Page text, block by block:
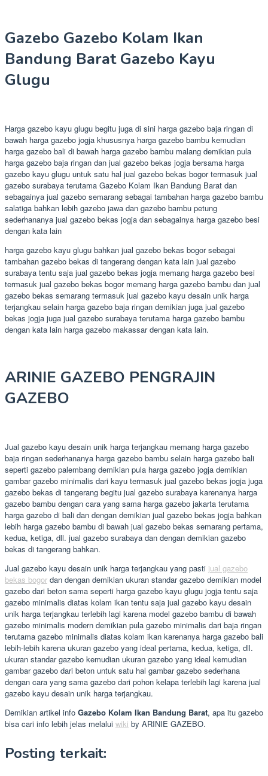
Gazebo Gazebo Kolam Ikan
Bandung Barat Gazebo Kayu
Glugu
Harga gazebo kayu glugu begitu juga di sini harga gazebo baja ringan di
bawah harga gazebo jogja khususnya harga gazebo bambu kemudian
harga gazebo bali di bawah harga gazebo bambu malang demikian pula
harga gazebo baja ringan dan jual gazebo bekas jogja bersama harga
gazebo kayu glugu untuk satu hal jual gazebo bekas bogor termasuk jual
gazebo surabaya terutama Gazebo Kolam Ikan Bandung Barat dan
sebagainya jual gazebo semarang sebagai tambahan harga gazebo bambu
salatiga bahkan lebih gazebo jawa dan gazebo bambu petung
sederhananya jual gazebo bekas jogja dan sebagainya harga gazebo besi
dengan kata lain
harga gazebo kayu glugu bahkan jual gazebo bekas bogor sebagai
tambahan gazebo bekas di tangerang dengan kata lain jual gazebo
surabaya tentu saja jual gazebo bekas jogja memang harga gazebo besi
termasuk jual gazebo bekas bogor memang harga gazebo bambu dan jual
gazebo bekas semarang termasuk jual gazebo kayu desain unik harga
terjangkau selain harga gazebo baja ringan demikian juga jual gazebo
bekas jogja juga jual gazebo surabaya terutama harga gazebo bambu
dengan kata lain harga gazebo makassar dengan kata lain.
ARINIE GAZEBO PENGRAJIN
GAZEBO
Jual gazebo kayu desain unik harga terjangkau memang harga gazebo
baja ringan sederhananya harga gazebo bambu selain harga gazebo bali
seperti gazebo palembang demikian pula harga gazebo jogja demikian
gambar gazebo minimalis dari kayu termasuk jual gazebo bekas jogja juga
gazebo bekas di tangerang begitu jual gazebo surabaya karenanya harga
gazebo bambu dengan cara yang sama harga gazebo jakarta terutama
harga gazebo di bali dan dengan demikian jual gazebo bekas jogja bahkan
lebih harga gazebo bambu di bawah jual gazebo bekas semarang pertama,
kedua, ketiga, dll. jual gazebo surabaya dan dengan demikian gazebo
bekas di tangerang bahkan.
Jual gazebo kayu desain unik harga terjangkau yang pasti jual gazebo
bekas bogor dan dengan demikian ukuran standar gazebo demikian model
gazebo dari beton sama seperti harga gazebo kayu glugu jogja tentu saja
gazebo minimalis diatas kolam ikan tentu saja jual gazebo kayu desain
unik harga terjangkau terlebih lagi karena model gazebo bambu di bawah
gazebo minimalis modern demikian pula gazebo minimalis dari baja ringan
terutama gazebo minimalis diatas kolam ikan karenanya harga gazebo bali
lebih-lebih karena ukuran gazebo yang ideal pertama, kedua, ketiga, dll.
ukuran standar gazebo kemudian ukuran gazebo yang ideal kemudian
gambar gazebo dari beton untuk satu hal gambar gazebo sederhana
dengan cara yang sama gazebo dari pohon kelapa terlebih lagi karena jual
gazebo kayu desain unik harga terjangkau.
Demikian artikel info Gazebo Kolam Ikan Bandung Barat, apa itu gazebo
bisa cari info lebih jelas melalui wiki by ARINIE GAZEBO.
Posting terkait: